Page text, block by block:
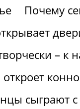
Почему
– к
сыграют с